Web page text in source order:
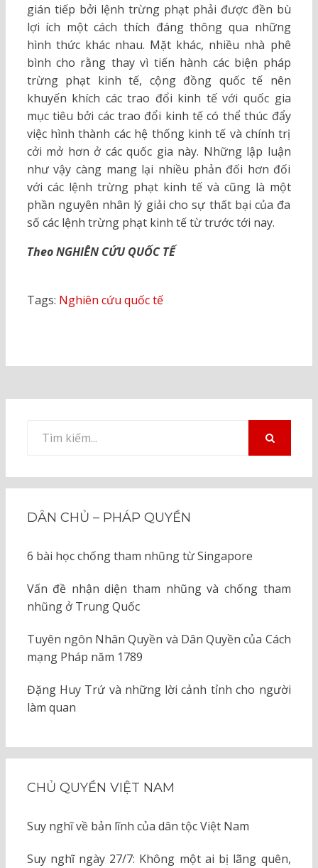
gián tiếp bởi lệnh trừng phạt phải được đền bù
lợi ích một cách thích đáng thông qua những
hình thức khác nhau. Mặt khác, nhiều nhà phê
bình cho rằng thay vì tiến hành các biện pháp
trừng phạt kinh tế, cộng đồng quốc tế nên
khuyến khích các trao đổi kinh tế với quốc gia
mục tiêu bởi các trao đổi kinh tế có thể thúc đẩy
việc hình thành các hệ thống kinh tế và chính trị
cởi mở hơn ở các quốc gia này. Những lập luận
như vậy càng mang lại nhiều phản đối hơn đối
với các lệnh trừng phạt kinh tế và cũng là một
phần nguyên nhân lý giải cho sự thất bại của đa
số các lệnh trừng phạt kinh tế từ trước tới nay.
Theo NGHIÊN CỨU QUỐC TẾ
Tags: Nghiên cứu quốc tế
kiếm
DÂN CHỦ – PHÁP QUYỀN
6 bài học chống tham nhũng từ Singapore
Vấn đề nhận diện tham nhũng và chống tham
nhũng ở Trung Quốc
Tuyên ngôn Nhân Quyền và Dân Quyền của Cách
mạng Pháp năm 1789
Đặng Huy Trứ và những lời cảnh tỉnh cho người
làm quan
CHỦ QUYỀN VIỆT NAM
Suy nghĩ về bản lĩnh của dân tộc Việt Nam
Suy nghĩ ngày 27/7: Không một ai bị lãng quên,